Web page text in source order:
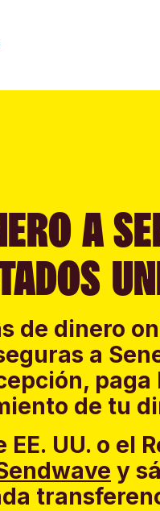
A
de dinero
a
de tu
EE. UU. o el
y